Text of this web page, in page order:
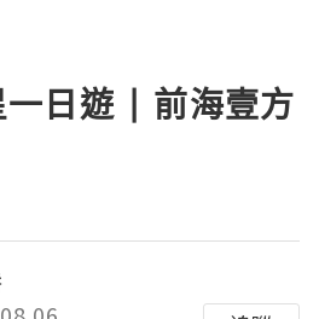
一日遊 | 前海壹方